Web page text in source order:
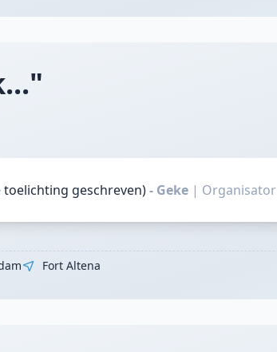
geschreven)- Geke | Organisator
Fort Altena